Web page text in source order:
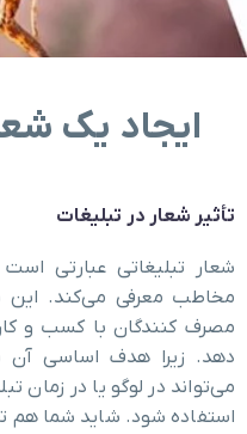
ایجاد یک
تأثیر شعار در تبلیغات
شعار تبلیغاتی عبارتی
مخاطب معرفی می‌کند. این
مصرف کنندگان با کسب ‌و
دهد. زیرا هدف اساسی آن
می‌تواند در لوگو یا در زمان
استفاده شود. شاید شما هم